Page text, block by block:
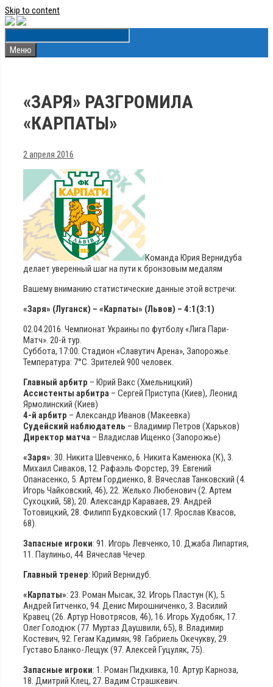
Skip to content
Меню
«ЗАРЯ» РАЗГРОМИЛА
«КАРПАТЫ»
2 апреля 2016
Команда Юрия Вернидуба
делает уверенный шаг на пути к бронзовым медалям
Вашему вниманию статистические данные этой встречи:
«Заря» (Луганск) – «Карпаты» (Львов) – 4:1(3:1)
02.04.2016. Чемпионат Украины по футболу «Лига Пари-
Матч». 20-й тур.
Суббота, 17:00. Стадион «Славутич Арена», Запорожье.
Температура: 7°С. Зрителей 900 человек.
Главный арбитр – Юрий Вакс (Хмельницкий)
Ассистенты арбитра – Сергей Приступа (Киев), Леонид
Ярмолинский (Киев)
4-й арбитр – Александр Иванов (Макеевка)
Судейский наблюдатель – Владимир Петров (Харьков)
Директор матча – Владислав Ищенко (Запорожье)
«Заря»: 30. Никита Шевченко, 6. Никита Каменюка (К), 3.
Михаил Сиваков, 12. Рафаэль Форстер, 39. Евгений
Опанасенко, 5. Артем Гордиенко, 8. Вячеслав Танковский (4.
Игорь Чайковский, 46), 22. Желько Любенович (2. Артем
Сухоцкий, 58), 20. Александр Караваев, 29. Андрей
Тотовицкий, 28. Филипп Будковский (17. Ярослав Квасов,
68).
Запасные игроки: 91. Игорь Левченко, 10. Джаба Липартия,
11. Паулиньо, 44. Вячеслав Чечер.
Главный тренер: Юрий Вернидуб.
«Карпаты»: 23. Роман Мысак, 32. Игорь Пластун (К), 5.
Андрей Гитченко, 94. Денис Мирошниченко, 3. Василий
Кравец (26. Артур Новотрясов, 46), 16. Игорь Худобяк, 17.
Олег Голодюк (77. Муртаз Даушвили, 65), 8. Владимир
Костевич, 92. Гегам Кадимян, 98. Габриель Окечукву, 29.
Густаво Бланко-Лещук (97. Алексей Гуцуляк, 75).
Запасные игроки: 1. Роман Пидкивка, 10. Артур Карноза,
18. Дмитрий Клец, 27. Вадим Страшкевич.